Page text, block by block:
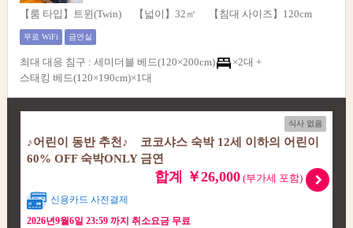
【룸 타입】트윈(Twin) 【넓이】32㎡ 【침대 사이즈】120cm
무료 WiFi 금연실
최대 대응 침구 : 세미더블 베드(120×200cm)
×2대 +
스태킹 베드(120×190cm)×1대
식사 없음
♪어린이 동반 추천♪ 코코샤스 숙박 12세 이하의 어린이
60% OFF 숙박ONLY 금연
합계 ￥26,000(부가세 포함)
신용카드 사전결제
2026년9월6일 23:59 까지 취소요금 무료